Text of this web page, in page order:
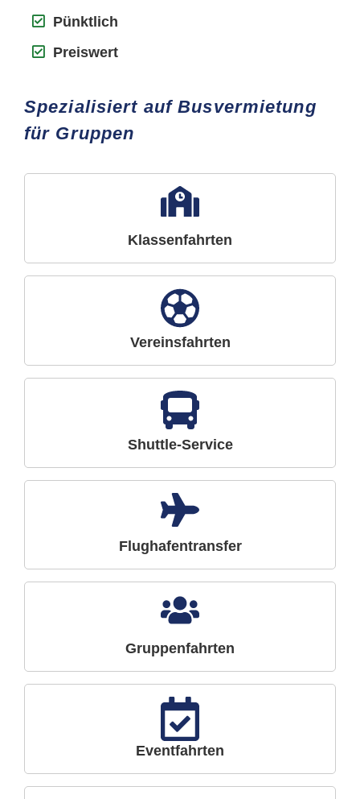
Pünktlich
Preiswert
Spezialisiert auf Busvermietung
für Gruppen
Klassenfahrten
Vereinsfahrten
Shuttle-Service
Flughafentransfer
Gruppenfahrten
Eventfahrten